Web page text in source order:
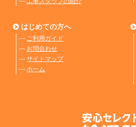
はじめての方へ
― ご利用ガイド
― お問合わせ
― サイトマップ
― ホーム